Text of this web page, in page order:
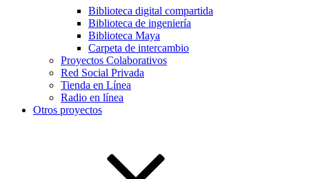
Biblioteca digital compartida
Biblioteca de ingeniería
Biblioteca Maya
Carpeta de intercambio
Proyectos Colaborativos
Red Social Privada
Tienda en Línea
Radio en línea
Otros proyectos